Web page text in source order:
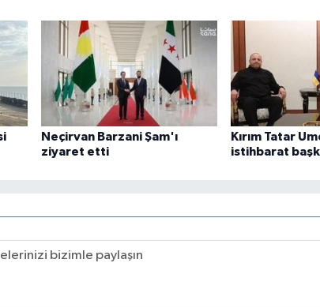
Neçirvan Barzani Şam'ı
ziyaret etti
Kırım Tatar
istihbarat